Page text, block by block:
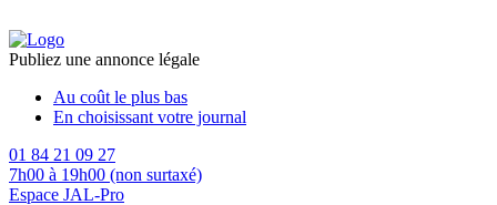
Publiez une annonce légale
Au coût le plus bas
En choisissant votre journal
01 84 21 09 27
7h00 à 19h00 (non surtaxé)
Espace JAL-Pro